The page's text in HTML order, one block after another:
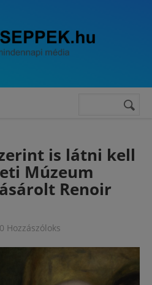
Keresés
is látni kell
Múzeum
Renoir
0 Hozzászóloks